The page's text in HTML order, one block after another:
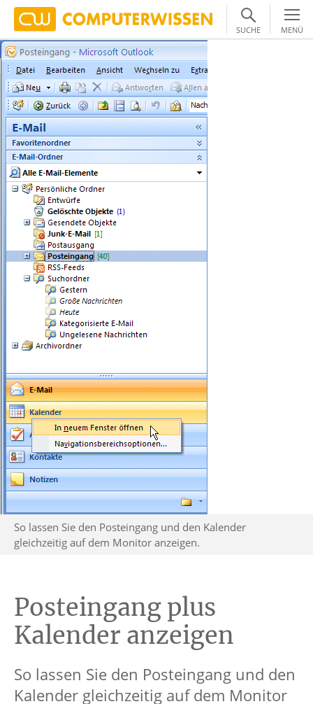
SUCHE MENÜ
So lassen Sie den Posteingang und den Kalender
gleichzeitig auf dem Monitor anzeigen.
Posteingang plus
Kalender anzeigen
So lassen Sie den Posteingang und den
Kalender gleichzeitig auf dem Monitor